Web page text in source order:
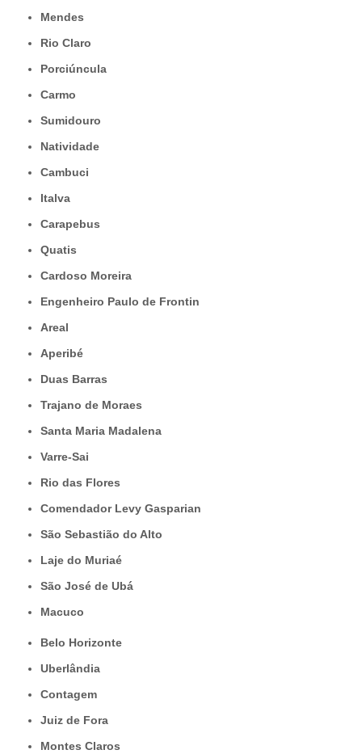
Mendes
Rio Claro
Porciúncula
Carmo
Sumidouro
Natividade
Cambuci
Italva
Carapebus
Quatis
Cardoso Moreira
Engenheiro Paulo de Frontin
Areal
Aperibé
Duas Barras
Trajano de Moraes
Santa Maria Madalena
Varre-Sai
Rio das Flores
Comendador Levy Gasparian
São Sebastião do Alto
Laje do Muriaé
São José de Ubá
Macuco
Belo Horizonte
Uberlândia
Contagem
Juiz de Fora
Montes Claros